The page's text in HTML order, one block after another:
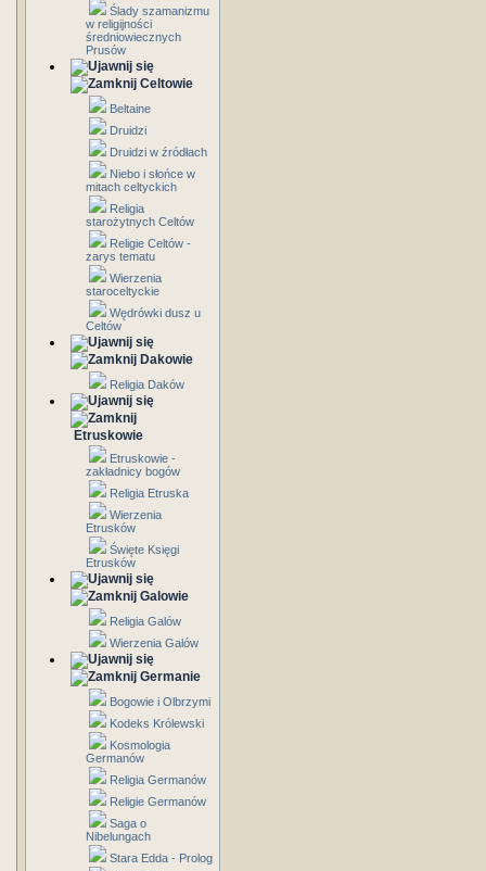
Ślady szamanizmu
w religijności
średniowiecznych
Prusów
Celtowie
Beltaine
Druidzi
Druidzi w źródłach
Niebo i słońce w
mitach celtyckich
Religia
starożytnych Celtów
Religie Celtów -
zarys tematu
Wierzenia
staroceltyckie
Wędrówki dusz u
Celtów
Dakowie
Religia Daków
Etruskowie
Etruskowie -
zakładnicy bogów
Religia Etruska
Wierzenia
Etrusków
Święte Księgi
Etrusków
Galowie
Religia Galów
Wierzenia Galów
Germanie
Bogowie i Olbrzymi
Kodeks Królewski
Kosmologia
Germanów
Religia Germanów
Religie Germanów
Saga o
Nibelungach
Stara Edda - Prolog